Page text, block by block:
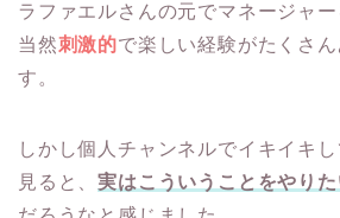
ラファエルさんの元でマネージャ
当然刺激的で楽しい経験がたくさ
す。
しかし個人チャンネルでイキイキ
見ると、実はこういうことをやり